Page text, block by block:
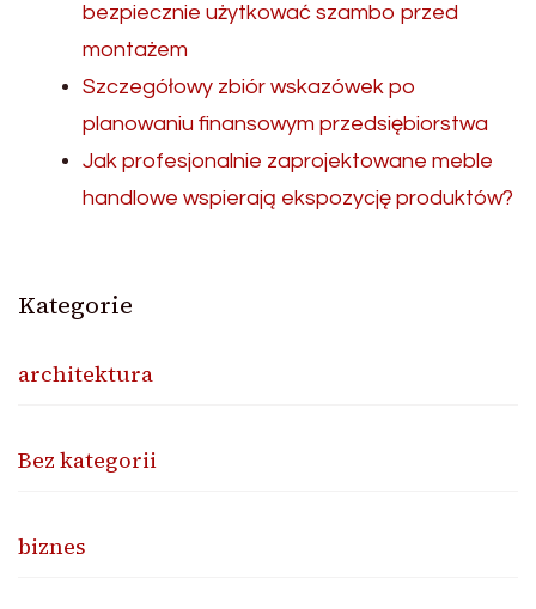
bezpiecznie użytkować szambo przed
montażem
Szczegółowy zbiór wskazówek po
planowaniu finansowym przedsiębiorstwa
Jak profesjonalnie zaprojektowane meble
handlowe wspierają ekspozycję produktów?
Kategorie
architektura
Bez kategorii
biznes